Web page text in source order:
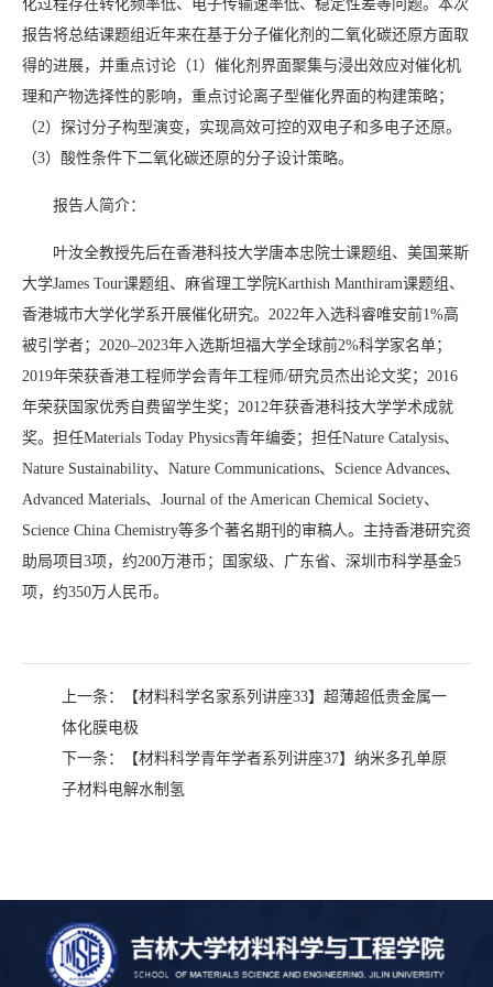
化过程存在转化频率低、电子传输速率低、稳定性差等问题。本次
报告将总结课题组近年来在基于分子催化剂的二氧化碳还原方面取
得的进展，并重点讨论（1）催化剂界面聚集与浸出效应对催化机
理和产物选择性的影响，重点讨论离子型催化界面的构建策略；
（2）探讨分子构型演变，实现高效可控的双电子和多电子还原。
（3）酸性条件下二氧化碳还原的分子设计策略。
报告人简介：
叶汝全教授先后在香港科技大学唐本忠院士课题组、美国莱斯
大学James Tour课题组、麻省理工学院Karthish Manthiram课题组、
香港城市大学化学系开展催化研究。2022年入选科睿唯安前1%高
被引学者；2020–2023年入选斯坦福大学全球前2%科学家名单；
2019年荣获香港工程师学会青年工程师/研究员杰出论文奖；2016
年荣获国家优秀自费留学生奖；2012年获香港科技大学学术成就
奖。担任Materials Today Physics青年编委；担任Nature Catalysis、
Nature Sustainability、Nature Communications、Science Advances、
Advanced Materials、Journal of the American Chemical Society、
Science China Chemistry等多个著名期刊的审稿人。主持香港研究资
助局项目3项，约200万港币；国家级、广东省、深圳市科学基金5
项，约350万人民币。
上一条：
【材料科学名家系列讲座33】超薄超低贵金属一
体化膜电极
下一条：
【材料科学青年学者系列讲座37】纳米多孔单原
子材料电解水制氢